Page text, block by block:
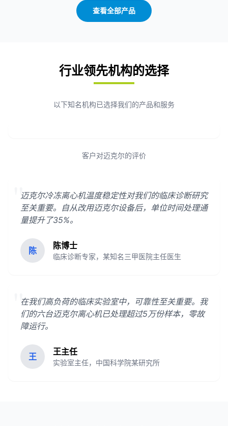
查看全部产品
行业领先机构的选择
以下知名机构已选择我们的产品和服务
客户对迈克尔的评价
"
迈克尔冷冻离心机温度稳定性对我们的临床诊断研究
至关重要。自从改用迈克尔设备后，单位时间处理通
量提升了35%。
陈 陈博士
临床诊断专家，某知名三甲医院主任医生
"
在我们高负荷的临床实验室中，可靠性至关重要。我
们的六台迈克尔离心机已处理超过5万份样本，零故
障运行。
王 王主任
实验室主任，中国科学院某研究所